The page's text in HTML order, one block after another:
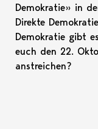
Demokratie» in
Direkte
Demokratie gibt
euch den 22.
anstreichen?